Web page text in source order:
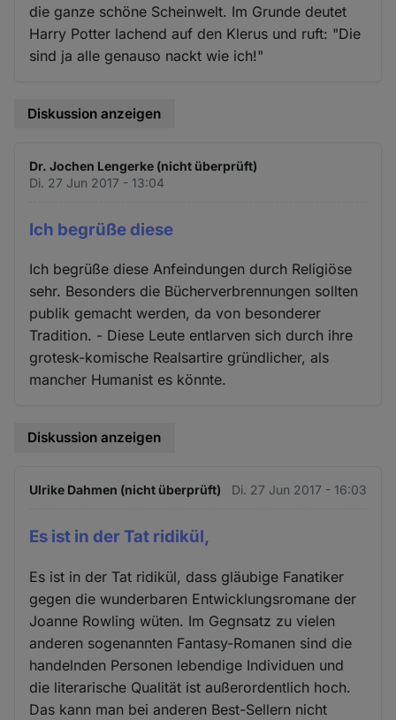
die ganze schöne Scheinwelt. Im Grunde deutet
Harry Potter lachend auf den Klerus und ruft: "Die
sind ja alle genauso nackt wie ich!"
Diskussion anzeigen
Dr. Jochen Lengerke (nicht überprüft)
Di. 27 Jun 2017 - 13:04
Ich begrüße diese
Ich begrüße diese Anfeindungen durch Religiöse
sehr. Besonders die Bücherverbrennungen sollten
publik gemacht werden, da von besonderer
Tradition. - Diese Leute entlarven sich durch ihre
grotesk-komische Realsartire gründlicher, als
mancher Humanist es könnte.
Diskussion anzeigen
Ulrike Dahmen (nicht überprüft) Di. 27 Jun 2017 - 16:03
Es ist in der Tat ridikül,
Es ist in der Tat ridikül, dass gläubige Fanatiker
gegen die wunderbaren Entwicklungsromane der
Joanne Rowling wüten. Im Gegnsatz zu vielen
anderen sogenannten Fantasy-Romanen sind die
handelnden Personen lebendige Individuen und
die literarische Qualität ist außerordentlich hoch.
Das kann man bei anderen Best-Sellern nicht